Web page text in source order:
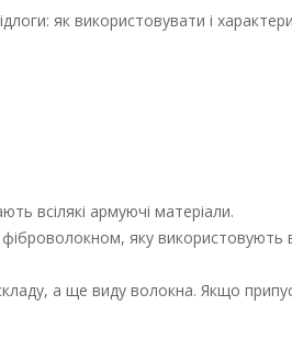
як використовувати і
всілякі армуючі матеріали.
яку використовують
а ще виду волокна. Якщо